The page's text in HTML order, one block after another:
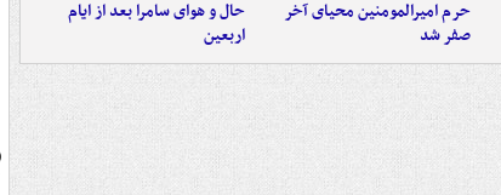
حرم امیرالمومنین محیای آخر
صفر شد
حال و هوای سامرا بعد از ایام
اربعین